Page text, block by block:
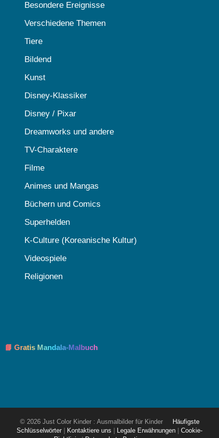
Besondere Ereignisse
Verschiedene Themen
Tiere
Bildend
Kunst
Disney-Klassiker
Disney / Pixar
Dreamworks und andere
TV-Charaktere
Filme
Animes und Mangas
Büchern und Comics
Superhelden
K-Culture (Koreanische Kultur)
Videospiele
Religionen
📘 Gratis Mandala-Malbuch
© 2026 Just Color Kinder : Ausmalbilder für Kinder
Häufigste
Schlüsselwörter
Kontaktiere uns Legale Erwähnungen
Cookie-